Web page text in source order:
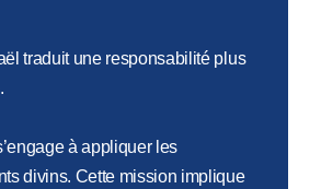
traduit une responsabilité plus
à appliquer les
divins. Cette mission implique